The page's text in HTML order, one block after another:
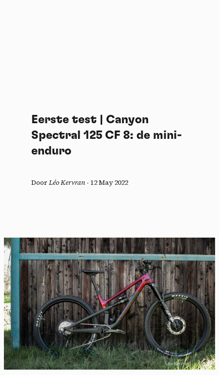
Eerste test | Canyon
Spectral 125 CF 8: de mini-
enduro
DoorLéo Kervran - 12 May 2022